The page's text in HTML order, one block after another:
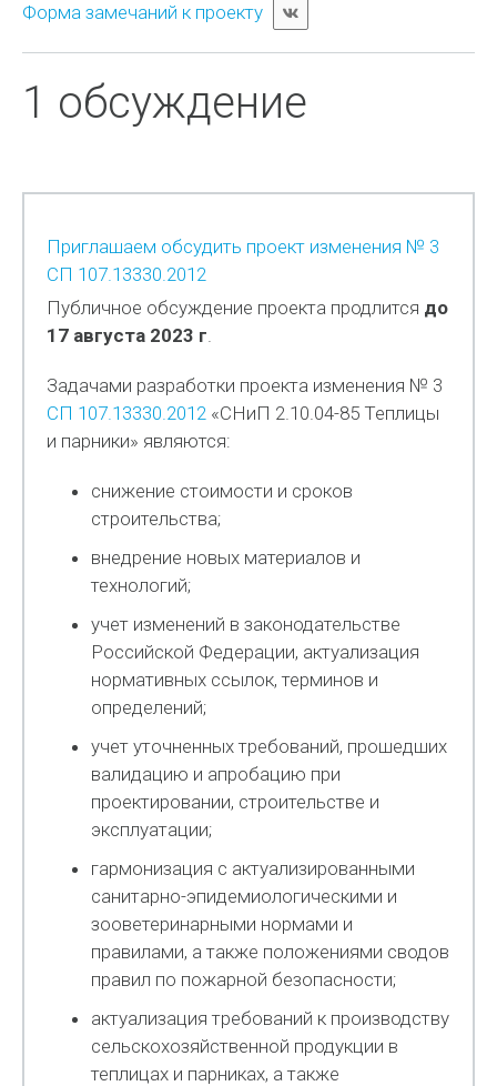
Форма замечаний к проекту
1 обсуждение
Приглашаем обсудить проект изменения № 3
СП 107.13330.2012
Публичное обсуждение проекта продлится до
17 августа 2023 г.
Задачами разработки проекта изменения № 3
СП 107.13330.2012 «СНиП 2.10.04-85 Теплицы
и парники» являются:
снижение стоимости и сроков
строительства;
внедрение новых материалов и
технологий;
учет изменений в законодательстве
Российской Федерации, актуализация
нормативных ссылок, терминов и
определений;
учет уточненных требований, прошедших
валидацию и апробацию при
проектировании, строительстве и
эксплуатации;
гармонизация с актуализированными
санитарно-эпидемиологическими и
зооветеринарными нормами и
правилами, а также положениями сводов
правил по пожарной безопасности;
актуализация требований к производству
сельскохозяйственной продукции в
теплицах и парниках, а также